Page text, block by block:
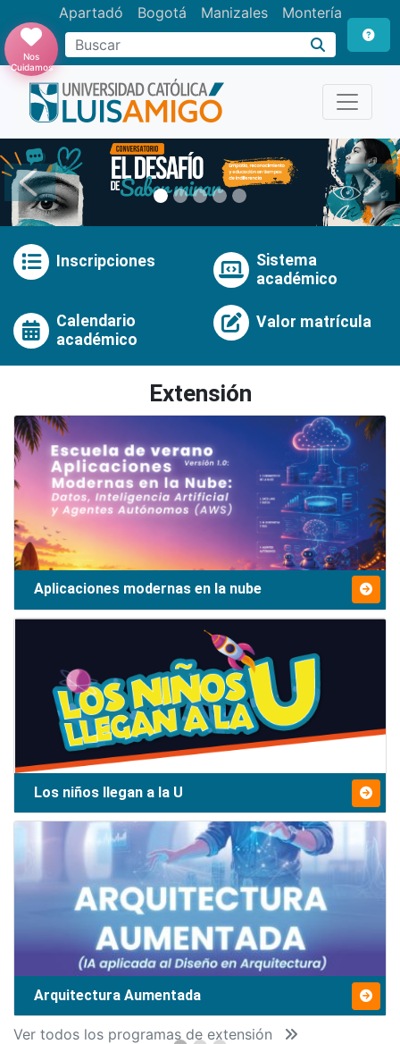
Apartadó Bogotá Manizales Montería
Buscar
Nos
Cuidamos
Anterior
Inscripciones
Sistema
académico
Calendario
académico
Valor matrícula
Extensión
Aplicaciones modernas en la nube
Los niños llegan a la U
Arquitectura Aumentada
Ver todos los programas de extensión